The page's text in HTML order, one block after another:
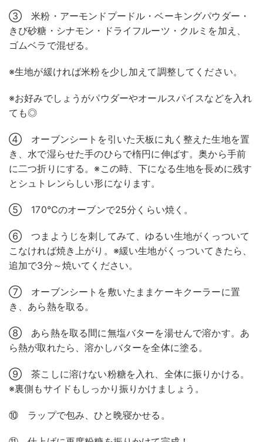
③ 米粉・アーモンドプードル・ベーキングパウダー・
きび砂糖・シナモン・ドライフルーツ・クルミを加え、
ゴムベラで混ぜる。
※生地が緩ければ米粉を少し加えて調整してください。
※お好みでしょうがパウダーやオールスパイスなどを入れ
ても◎
④ オーブンシートを引いた天板に丸く整えた生地を置
き、水で湿らせた手のひらで楕円に伸ばす。奥から手前
に二つ折りにする。※この時、下になる生地を長めに残す
とシュトレンらしい形になります。
⑤ 170℃のオーブンで25分くらい焼く。
⑥ つまようじを刺してみて、ゆるい生地がくっついて
こなければ焼き上がり。※緩い生地がくっついてきたら、
追加で3分～焼いてください。
⑦ オーブンシートを敷いたままケーキクーラーに置
き、あら熱を取る。
⑧ あら熱を取る間に無塩バターを湯せんで溶かす。あ
ら熱が取れたら、溶かしバターを全体に塗る。
⑨ 茶こしに溶けない粉糖を入れ、全体に振りかける。
※裏側もサイドもしっかり振りかけましょう。
⑩ ラップで包み、ひと晩寝かせる。